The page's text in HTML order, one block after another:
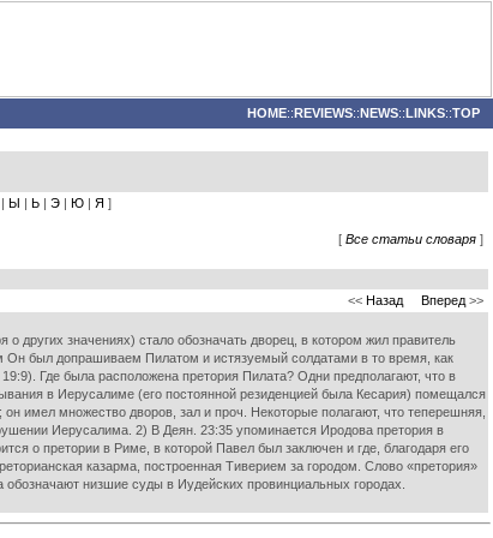
HOME::REVIEWS::NEWS::LINKS::TOP
| Ы | Ь | Э | Ю | Я ]
[ Все статьи словаря ]
<< Назад Вперед >>
других значениях) стало обозначать дворец, в котором жил правитель
Он был допрашиваем Пилатом и истязуемый солдатами в то время, как
Где была расположена претория Пилата? Одни предполагают, что в
в Иерусалиме (его постоянной резиденцией была Кесария) помещался
имел множество дворов, зал и проч. Некоторые полагают, что теперешняя,
Иерусалима. 2) В Деян. 23:35 упоминается Иродова претория в
о претории в Риме, в которой Павел был заключен и где, благодаря его
казарма, построенная Тиверием за городом. Слово «претория»
низшие суды в Иудейских провинциальных городах.